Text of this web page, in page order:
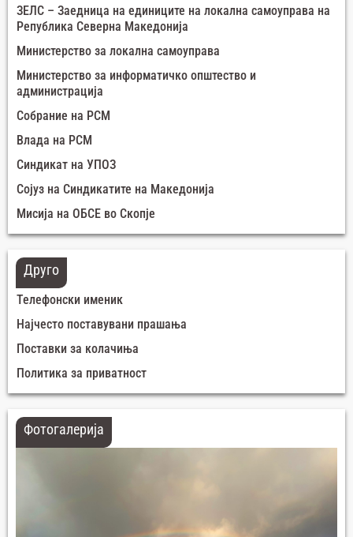
ЗЕЛС – Заедница на единиците на локална самоуправа на
Република Северна Македонија
Министерство за локална самоуправа
Министерство за информатичко општество и
администрација
Собрание на РСМ
Влада на РСМ
Синдикат на УПОЗ
Сојуз на Синдикатите на Македонија
Мисија на ОБСЕ во Скопје
Друго
Телефонски именик
Најчесто поставувани прашања
Поставки за колачиња
Политика за приватност
Фотогалерија